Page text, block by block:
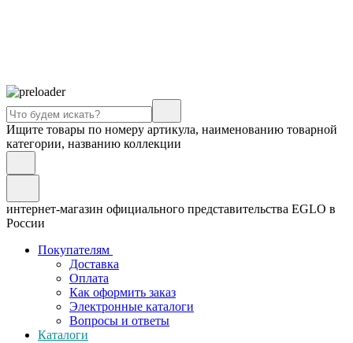
Ищите товары по номеру артикула, наименованию товарной
категории, названию коллекции
интернет-магазин официального представительства EGLO в
России
Покупателям
Доставка
Оплата
Как оформить заказ
Электронные каталоги
Вопросы и ответы
Каталоги